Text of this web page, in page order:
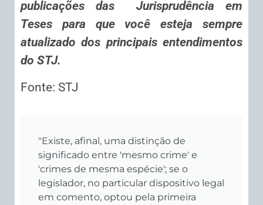
publicações das Jurisprudência em
Teses para que você esteja sempre
atualizado dos principais entendimentos
do STJ.
Fonte: STJ
"Existe, afinal, uma distinção de
significado entre 'mesmo crime' e
'crimes de mesma espécie'; se o
legislador, no particular dispositivo legal
em comento, optou pela primeira